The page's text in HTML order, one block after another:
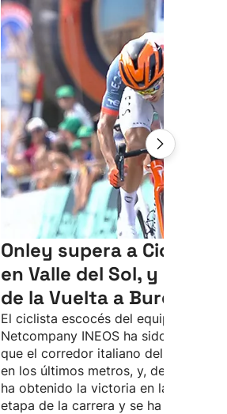
Onley supera a Ciccone
en Valle del Sol, y es
de la Vuelta a Burgos
El ciclista escocés del equipo
Netcompany INEOS ha sido más
que el corredor italiano del Lidl-Trek,
en los últimos metros, y, de esta
ha obtenido la victoria en la segunda
etapa de la carrera y se ha situado en